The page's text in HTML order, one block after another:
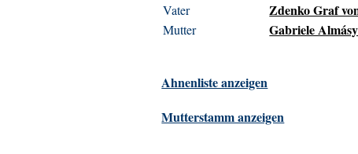
Vater
Zdenko Graf
Mutter Gabriele
Ahnenliste anzeigen
Mutterstamm anzeigen